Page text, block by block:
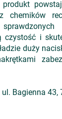
chemików
czystość i
duży
Bagienna 43,